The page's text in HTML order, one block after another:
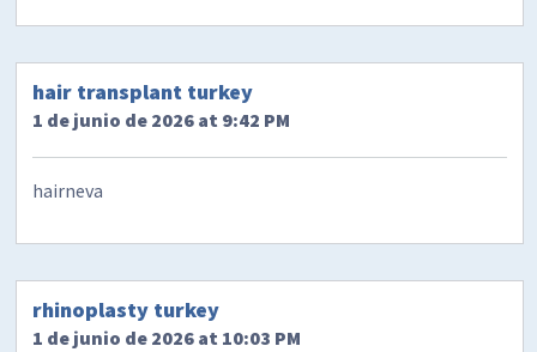
hair transplant turkey
1 de junio de 2026 at 9:42 PM
hairneva
rhinoplasty turkey
1 de junio de 2026 at 10:03 PM